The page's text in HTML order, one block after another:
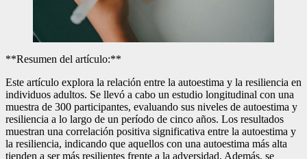
**Resumen del artículo:**
Este artículo explora la relación entre la autoestima y la resiliencia en
individuos adultos. Se llevó a cabo un estudio longitudinal con una
muestra de 300 participantes, evaluando sus niveles de autoestima y
resiliencia a lo largo de un período de cinco años. Los resultados
muestran una correlación positiva significativa entre la autoestima y
la resiliencia, indicando que aquellos con una autoestima más alta
tienden a ser más resilientes frente a la adversidad. Además, se